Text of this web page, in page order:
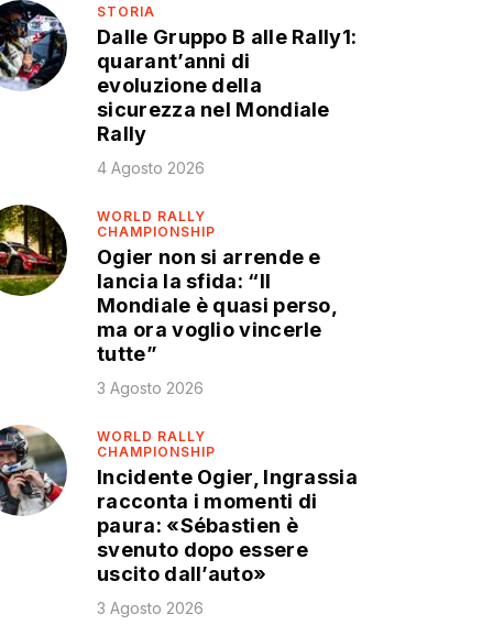
STORIA
Dalle Gruppo B alle Rally1:
quarant’anni di
evoluzione della
sicurezza nel Mondiale
Rally
4 Agosto 2026
WORLD RALLY
CHAMPIONSHIP
Ogier non si arrende e
lancia la sfida: “Il
Mondiale è quasi perso,
ma ora voglio vincerle
tutte”
3 Agosto 2026
WORLD RALLY
CHAMPIONSHIP
Incidente Ogier, Ingrassia
racconta i momenti di
paura: «Sébastien è
svenuto dopo essere
uscito dall’auto»
3 Agosto 2026